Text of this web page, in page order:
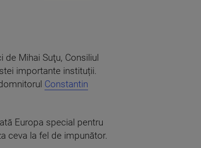
Mihai Suţu, Consiliul
importante instituții.
Constantin
Europa special pentru
ceva la fel de impunător.